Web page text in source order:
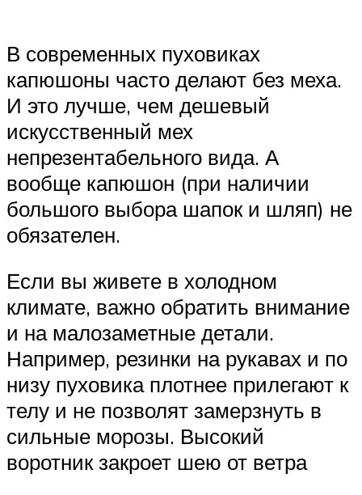
В современных пуховиках
капюшоны часто делают без меха.
И это лучше, чем дешевый
искусственный мех
непрезентабельного вида. А
вообще капюшон (при наличии
большого выбора шапок и шляп) не
обязателен.
Если вы живете в холодном
климате, важно обратить внимание
и на малозаметные детали.
Например, резинки на рукавах и по
низу пуховика плотнее прилегают к
телу и не позволят замерзнуть в
сильные морозы. Высокий
воротник закроет шею от ветра